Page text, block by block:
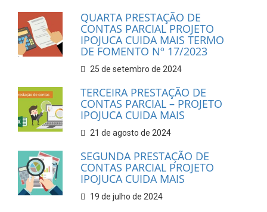
QUARTA PRESTAÇÃO DE
CONTAS PARCIAL PROJETO
IPOJUCA CUIDA MAIS TERMO
DE FOMENTO Nº 17/2023
25 de setembro de 2024
TERCEIRA PRESTAÇÃO DE
CONTAS PARCIAL – PROJETO
IPOJUCA CUIDA MAIS
21 de agosto de 2024
SEGUNDA PRESTAÇÃO DE
CONTAS PARCIAL PROJETO
IPOJUCA CUIDA MAIS
19 de julho de 2024